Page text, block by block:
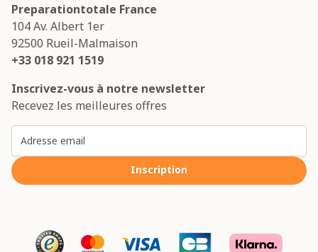
Preparationtotale France
104 Av. Albert 1er
92500 Rueil-Malmaison
+33 018 921 1519
Inscrivez-vous à notre newsletter
Recevez les meilleures offres
Inscription